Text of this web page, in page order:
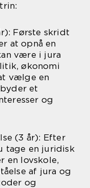
Første skridt
at opnå en
være i jura
økonomi
vælge en
et
og
(3 år): Efter
tage en juridisk
en lovskole,
af jura og
og